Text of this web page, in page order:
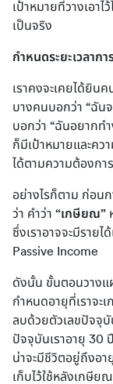
เป้าหมายที่วางเอา
เป็นจริง
กำหนดระยะเวลาก
เราคงจะเคยได้ยิน
บางคนบอกว่า “ฉัน
บอกว่า “ฉันอยากท
ก็มีเป้าหมายและคว
ได้ตามความต้องกา
อย่างไรก็ตาม ก่อน
ว่า คำว่า “เกษียณ”
ซึ่งเราอาจจะมีราย
Passive Income
ดังนั้น ขั้นตอนวาง
กำหนดอายุที่เราจะ
ลบด้วยตัวเลขปัจจุบั
ปัจจุบันเราอายุ 30
น่าจะมีชีวิตอยู่ถึงอา
เก็บไว้ใช้หลังเกษีย